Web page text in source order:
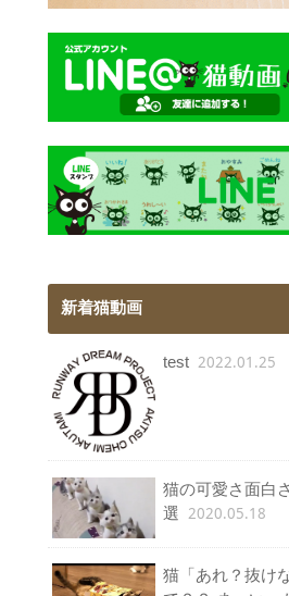
新着猫動画
test 2022.01.25
猫の可愛さ面白
選 2020.05.18
猫「あれ？抜け